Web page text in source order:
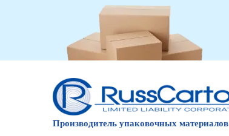
Производитель упаковочных материалов